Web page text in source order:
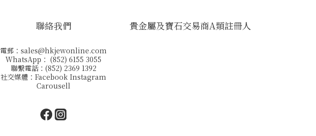
聯絡我們
電郵：sales@hkjewonline.com
WhatsApp： (852) 6155 3055
聯繫電話：(852) 2369 1392
社交媒體：FacebookInstagram
Carousell
貴金屬及寶石交易商A類註冊人